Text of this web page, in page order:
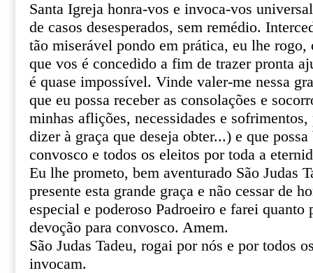
Santa Igreja honra-vos e invoca-vos
de casos desesperados, sem remédio.
tão miserável pondo em prática, eu lhe
que vos é concedido a fim de trazer pronta
é quase impossível. Vinde valer-me nessa
que eu possa receber as consolações e
minhas aflições, necessidades e
dizer à graça que deseja obter...) e que
convosco e todos os eleitos por toda a
Eu lhe prometo, bem aventurado São Judas
presente esta grande graça e não cessar de
especial e poderoso Padroeiro e farei quanto
devoção para convosco. Amem.
São Judas Tadeu, rogai por nós e por todos
invocam.